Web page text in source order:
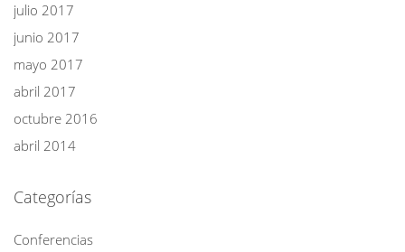
julio 2017
junio 2017
mayo 2017
abril 2017
octubre 2016
abril 2014
Categorías
Conferencias